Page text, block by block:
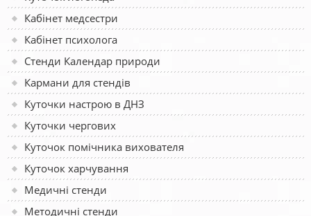
Кабінет медсестри
Кабінет психолога
Стенди Календар природи
Кармани для стендів
Куточки настрою в ДНЗ
Куточки чергових
Куточок помічника вихователя
Куточок харчування
Медичні стенди
Методичні стенди